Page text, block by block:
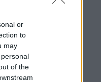
or
to
may
of the